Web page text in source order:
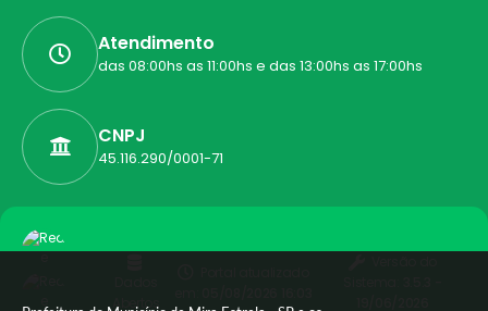
Atendimento
das 08:00hs as 11:00hs e das 13:00hs as 17:00hs
CNPJ
45.116.290/0001-71
Abertos